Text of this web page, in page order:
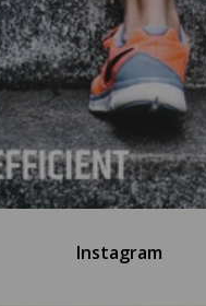
Instagram